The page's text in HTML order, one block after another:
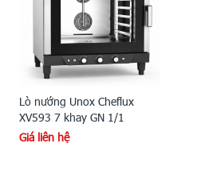
Lò nướng Unox Cheflux
XV593 7 khay GN 1/1
Giá liên hệ